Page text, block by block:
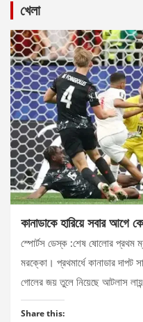
খেলা
কানাডাকে হারিয়ে সবার আগে
স্পোর্টস ডেস্ক :শেষ ষোলোর প্রথম
মরক্কো। প্রথমার্ধে কানাডার দাপট
গোলের জয় তুলে নিয়েছে আটলাস
Share this: